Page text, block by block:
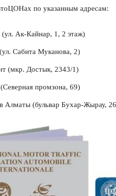
по указанным адресам:
Ак-Кайнар, 1, 2 этаж)
Сабита Муканова, 2)
(мкр. Достык, 2343/1)
промзона, 69)
Алматы (бульвар Бухар-Жырау,